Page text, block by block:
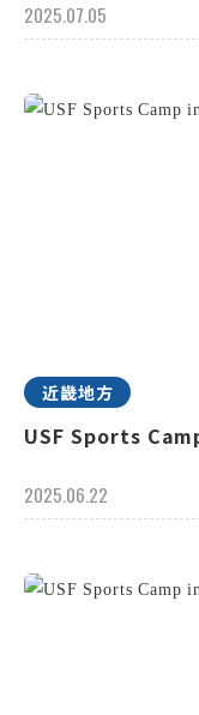
2025.07.05
近畿地方
USF Sports
2025.06.22